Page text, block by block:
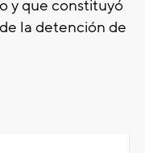
y que constituyó
la detención de